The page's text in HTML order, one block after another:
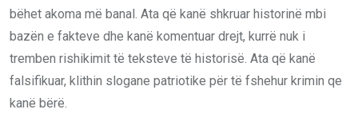
bëhet akoma më banal. Ata që kanë shkruar historinë mbi
bazën e fakteve dhe kanë komentuar drejt, kurrë nuk i
tremben rishikimit të teksteve të historisë. Ata që kanë
falsifikuar, klithin slogane patriotike për të fshehur krimin qe
kanë bërë.